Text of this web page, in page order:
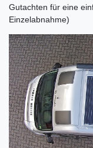
Gutachten für eine
Einzelabnahme)